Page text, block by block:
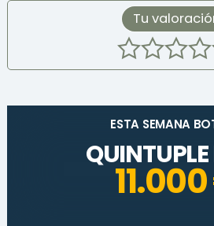
Tu
ESTA SEMANA
QUINTUPLE